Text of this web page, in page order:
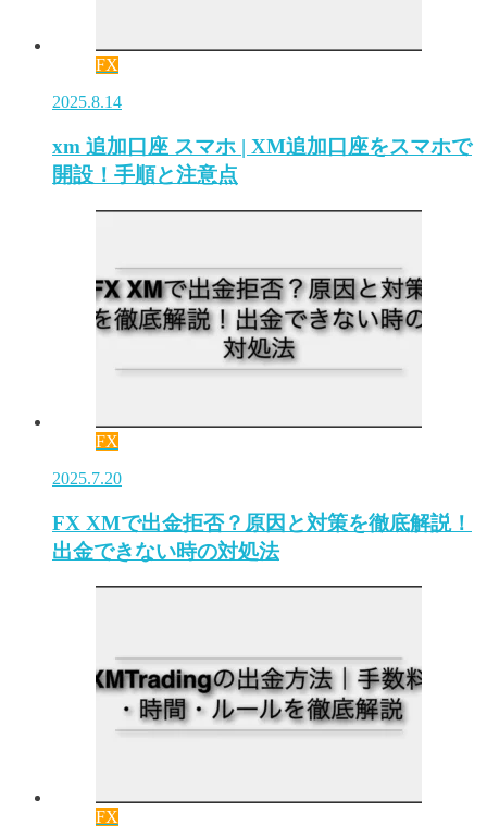
FX
2025.8.14
xm 追加口座 スマホ | XM追加口座をスマホで
開設！手順と注意点
FX
2025.7.20
FX XMで出金拒否？原因と対策を徹底解説！
出金できない時の対処法
FX